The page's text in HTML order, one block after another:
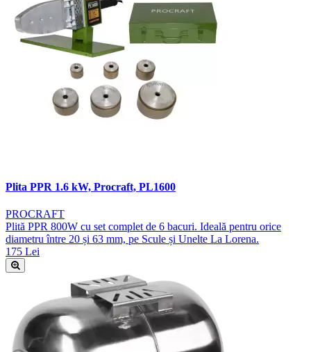
Plita PPR 1.6 kW, Procraft, PL1600
PROCRAFT
Plită PPR 800W cu set complet de 6 bacuri. Ideală pentru orice
diametru între 20 și 63 mm, pe Scule și Unelte La Lorena.
175 Lei